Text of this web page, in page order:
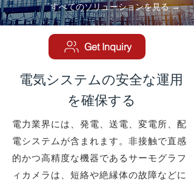
すべてのソリューションを見る →
Get Inquiry
電気システムの安全な運用
を確保する
電力業界には、発電、送電、変電所、配
電システムが含まれます。非接触で直感
的かつ高精度な機器であるサーモグラフ
ィカメラは、短絡や絶縁体の故障などに